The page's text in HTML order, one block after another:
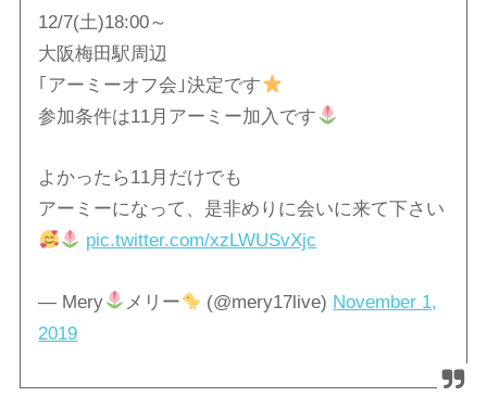
12/7(土)18:00～
大阪梅田駅周辺
｢アーミーオフ会｣決定です
参加条件は11月アーミー加入です
よかったら11月だけでも
アーミーになって、是非めりに会いに来て下さい
pic.twitter.com/xzLWUSvXjc
— Mery メリー (@mery17live) November 1,
2019